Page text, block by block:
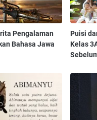
Pengalaman
Bahasa Jawa
Puisi
Kelas